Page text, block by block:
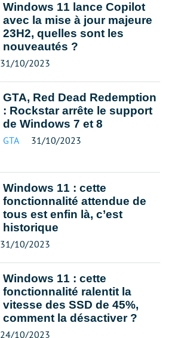
Windows 11 lance Copilot
avec la mise à jour majeure
23H2, quelles sont les
nouveautés ?
31/10/2023
GTA, Red Dead Redemption
: Rockstar arrête le support
de Windows 7 et 8
GTA 31/10/2023
Windows 11 : cette
fonctionnalité attendue de
tous est enfin là, c’est
historique
31/10/2023
Windows 11 : cette
fonctionnalité ralentit la
vitesse des SSD de 45%,
comment la désactiver ?
24/10/2023